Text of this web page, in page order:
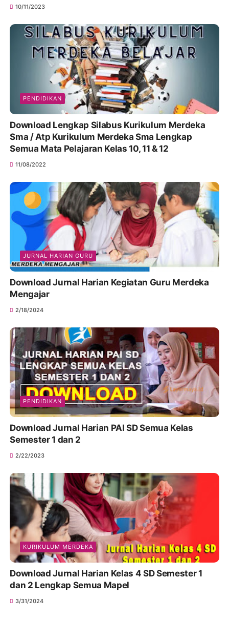
10/11/2023
PENDIDIKAN
Download Lengkap Silabus Kurikulum Merdeka
Sma / Atp Kurikulum Merdeka Sma Lengkap
Semua Mata Pelajaran Kelas 10, 11 & 12
11/08/2022
JURNAL HARIAN GURU
Download Jurnal Harian Kegiatan Guru Merdeka
Mengajar
2/18/2024
PENDIDIKAN
Download Jurnal Harian PAI SD Semua Kelas
Semester 1 dan 2
2/22/2023
KURIKULUM MERDEKA
Download Jurnal Harian Kelas 4 SD Semester 1
dan 2 Lengkap Semua Mapel
3/31/2024